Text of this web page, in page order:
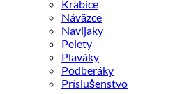
Krabice
Náväzce
Navijaky
Pelety
Plaváky
Podberáky
Príslušenstvo